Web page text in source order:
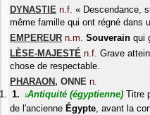
DYNASTIE n.f. « Descendance,
même famille qui ont régné dans
EMPEREUR n.m. Souverain qui
LÈSE-MAJESTÉ n.f. Grave
chose de respectable.
PHARAON , ONNE n.
#Antiquité (égyptienne) Titre
de l'ancienne Égypte, avant la